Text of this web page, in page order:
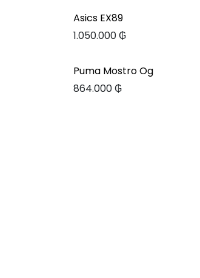
Asics EX89
1.050.000₲
Puma Mostro Og
864.000₲